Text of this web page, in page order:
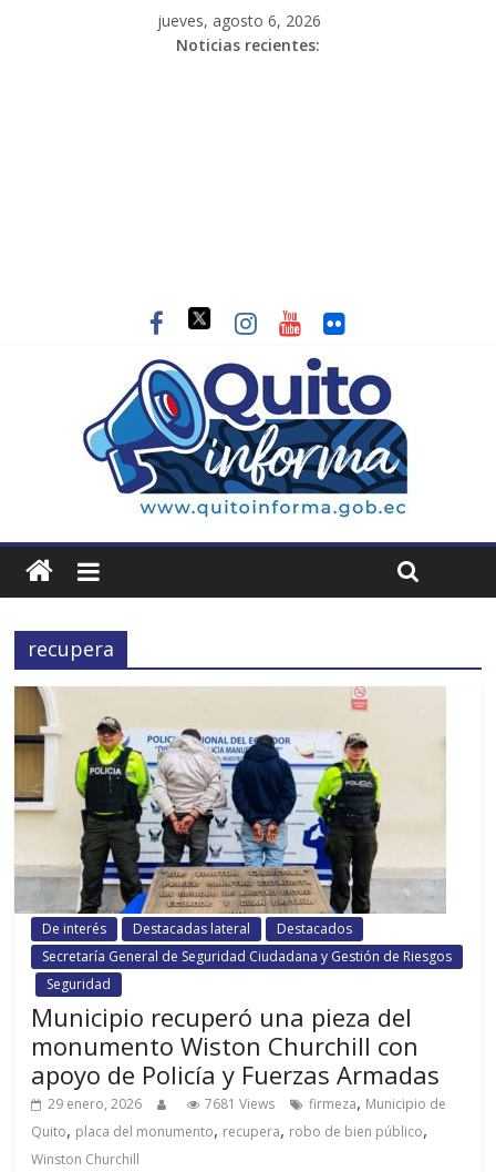
jueves, agosto 6, 2026
Noticias recientes:
recupera
De interés Destacadas lateral
Destacados
Secretaría General de Seguridad Ciudadana y Gestión de Riesgos
Seguridad
Municipio recuperó una pieza del
monumento Wiston Churchill con
apoyo de Policía y Fuerzas Armadas
29 enero, 2026 7681 Views firmeza, Municipio de
Quito, placa del monumento, recupera, robo de bien público,
Winston Churchill